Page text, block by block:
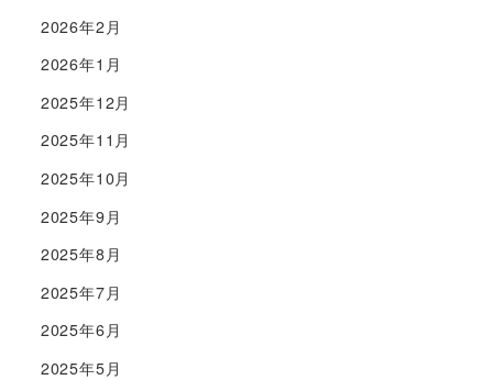
2026年2月
2026年1月
2025年12月
2025年11月
2025年10月
2025年9月
2025年8月
2025年7月
2025年6月
2025年5月